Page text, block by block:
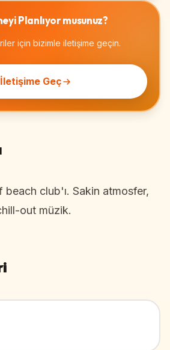
club'ı. Sakin atmosfer,
out müzik.
Planlıyor musunuz?
için bizimle iletişime geçin.
İletişime Geç